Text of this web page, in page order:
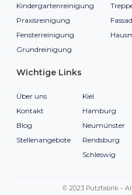
Kindergartenreinigung
Praxisreinigung
Fensterreinigung
Grundreinigung
Wichtige Links
Über uns
Kontakt
Blog
Stellenangebote
Kiel
Hamburg
Neumünster
Rendsburg
Schleswig
© 2023 Putzfabrik –